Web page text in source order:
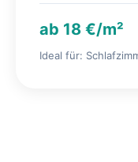
ab 18 €/m²
Ideal für: